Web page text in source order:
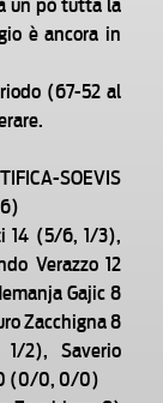
è ancora in
(67-52 al
SOEVIS
14 (5/6, 1/3),
Verazzo 12
Gajic 8
Zacchigna 8
2), Saverio
(0/0, 0/0)